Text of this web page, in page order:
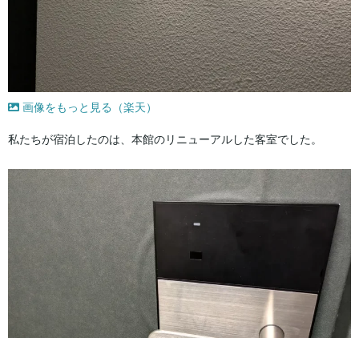
画像をもっと見る（楽天）
私たちが宿泊したのは、本館のリニューアルした客室でした。